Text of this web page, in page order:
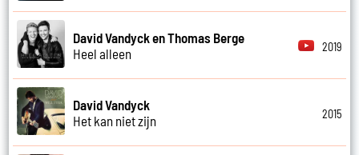
David Vandyck en Thomas Berge
Heel alleen
2019
David Vandyck
Het kan niet zijn
2015